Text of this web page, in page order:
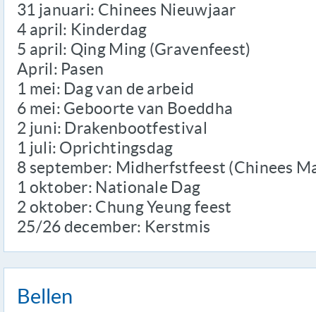
31 januari: Chinees Nieuwjaar
4 april: Kinderdag
5 april: Qing Ming (Gravenfeest)
April: Pasen
1 mei: Dag van de arbeid
6 mei: Geboorte van Boeddha
2 juni: Drakenbootfestival
1 juli: Oprichtingsdag
8 september: Midherfstfeest (Chinees
1 oktober: Nationale Dag
2 oktober: Chung Yeung feest
25/26 december: Kerstmis
Bellen